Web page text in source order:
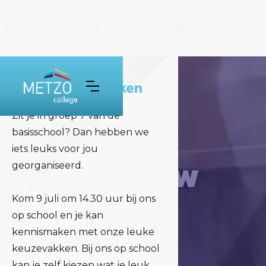
Kom kennis maken
Zit je in groep 7 van de
basisschool? Dan hebben we
iets leuks voor jou
georganiseerd.
Kom 9 juli om 14.30 uur bij ons
op school en je kan
kennismaken met onze leuke
keuzevakken. Bij ons op school
Dit is jouw
school!